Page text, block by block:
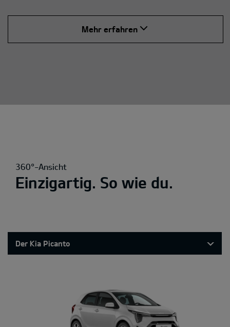
Mehr erfahren
360°-Ansicht
Einzigartig. So wie du.
Der Kia Picanto